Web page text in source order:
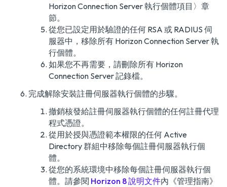
Horizon Connection Server 執行個體項目〉章
節。
從您已設定用於驗證的任何 RSA 或 RADIUS 伺
服器中，移除所有 Horizon Connection Server 執
行個體。
如果您不再需要，請刪除所有 Horizon
Connection Server 記錄檔。
完成解除安裝註冊伺服器執行個體的步驟。
撤銷核發給註冊伺服器執行個體的任何註冊代理
程式憑證。
從用於授與憑證範本權限的任何 Active
Directory 群組中移除每個註冊伺服器執行個
體。
從您的系統環境中移除每個註冊伺服器執行個
體。請參閱 Horizon 8 說明文件內 《管理指南》